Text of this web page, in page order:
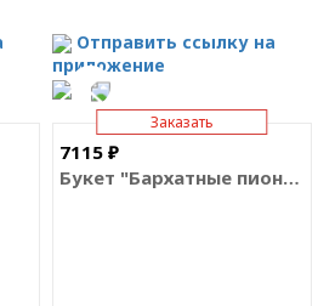
Отправить ссылку на
приложение
Заказать
7115 ₽
Букет "Бархатные пионы"